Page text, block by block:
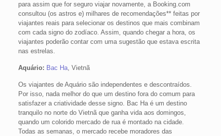
para assim que for seguro viajar novamente, a Booking.com
consultou (os astros e) milhares de recomendações** feitas por
viajantes reais para selecionar os destinos que mais combinam
com cada signo do zodíaco. Assim, quando chegar a hora, os
viajantes poderão contar com uma sugestão que estava escrita
nas estrelas.
Aquário: Bac Ha, Vietnã
Os viajantes de Aquário são independentes e descontraídos.
Por isso, nada melhor do que um destino fora do comum para
satisfazer a criatividade desse signo. Bac Ha é um destino
tranquilo no norte do Vietnã que ganha vida aos domingos,
quando um colorido mercado de rua é montado na cidade.
Todas as semanas, o mercado recebe moradores das